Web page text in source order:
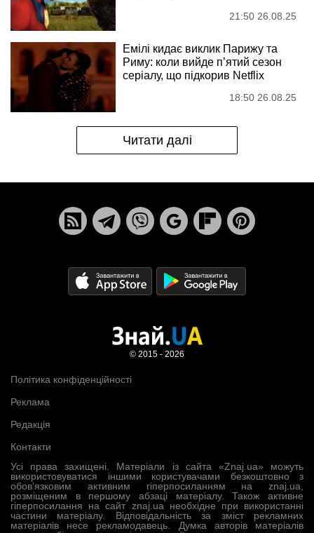
21:50 26.08.25
Емілі кидає виклик Парижу та
Риму: коли вийде п’ятий сезон
серіалу, що підкорив Netflix
18:50 26.08.25
Читати далі
Усі права захищені. Матеріали із сайта «Znaj.ua» можуть
використовуватися іншими користувачами безкоштовно з
обов’язковим активним гіперпосиланням на znaj.ua,
розміщеним в першому абзаці матеріалу. Також активне
гіперпосилання на сайт znaj.ua необхідне при використанні
частини матеріалу. Відповідальність за зміст рекламних
матеріалів несе рекламодавець. Думка авторів матеріалів
Політика конфіденційності
Реклама
Редакція
Контакти
© 2015 - 2026